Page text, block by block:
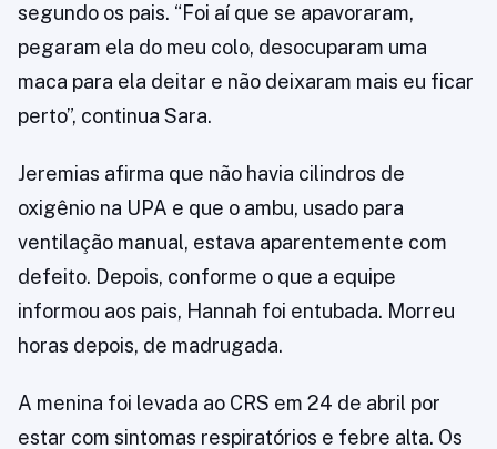
segundo os pais. “Foi aí que se apavoraram,
pegaram ela do meu colo, desocuparam uma
maca para ela deitar e não deixaram mais eu ficar
perto”, continua Sara.
Jeremias afirma que não havia cilindros de
oxigênio na UPA e que o ambu, usado para
ventilação manual, estava aparentemente com
defeito. Depois, conforme o que a equipe
informou aos pais, Hannah foi entubada. Morreu
horas depois, de madrugada.
A menina foi levada ao CRS em 24 de abril por
estar com sintomas respiratórios e febre alta. Os